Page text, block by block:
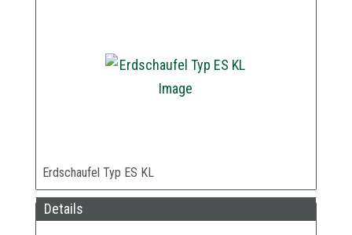
Erdschaufel Typ ES KL
Details